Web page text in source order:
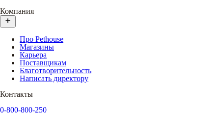
Компания
Про Pethouse
Магазины
Карьера
Поставщикам
Благотворительность
Написать директору
Контакты
0-800-800-250